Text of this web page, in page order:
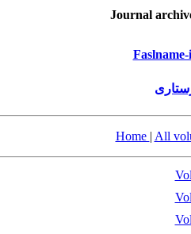
Journal
Home | All